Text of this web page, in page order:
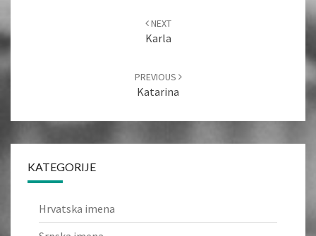
NEXT
Karla
PREVIOUS
Katarina
KATEGORIJE
Hrvatska imena